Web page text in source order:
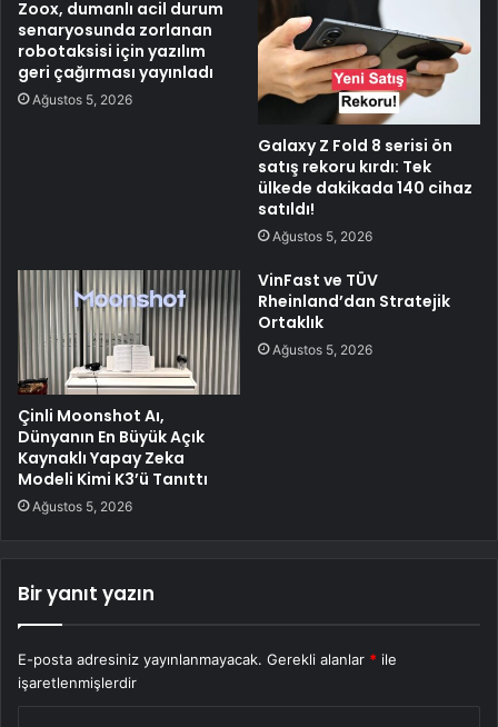
Zoox, dumanlı acil durum
senaryosunda zorlanan
robotaksisi için yazılım
geri çağırması yayınladı
Ağustos 5, 2026
Galaxy Z Fold 8 serisi ön
satış rekoru kırdı: Tek
ülkede dakikada 140 cihaz
satıldı!
Ağustos 5, 2026
Çinli Moonshot Aı,
Dünyanın En Büyük Açık
Kaynaklı Yapay Zeka
Modeli Kimi K3’ü Tanıttı
Ağustos 5, 2026
VinFast ve TÜV
Rheinland’dan Stratejik
Ortaklık
Ağustos 5, 2026
Bir yanıt yazın
E-posta adresiniz yayınlanmayacak. Gerekli alanlar * ile
işaretlenmişlerdir